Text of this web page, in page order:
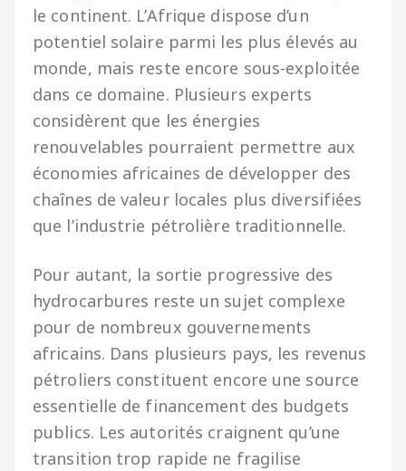
le continent. L’Afrique dispose d’un
potentiel solaire parmi les plus élevés au
monde, mais reste encore sous-exploitée
dans ce domaine. Plusieurs experts
considèrent que les énergies
renouvelables pourraient permettre aux
économies africaines de développer des
chaînes de valeur locales plus diversifiées
que l’industrie pétrolière traditionnelle.
Pour autant, la sortie progressive des
hydrocarbures reste un sujet complexe
pour de nombreux gouvernements
africains. Dans plusieurs pays, les revenus
pétroliers constituent encore une source
essentielle de financement des budgets
publics. Les autorités craignent qu’une
transition trop rapide ne fragilise